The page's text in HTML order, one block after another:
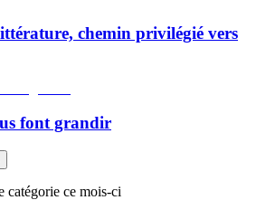
chemin privilégié vers
font grandir
catégorie ce mois-ci